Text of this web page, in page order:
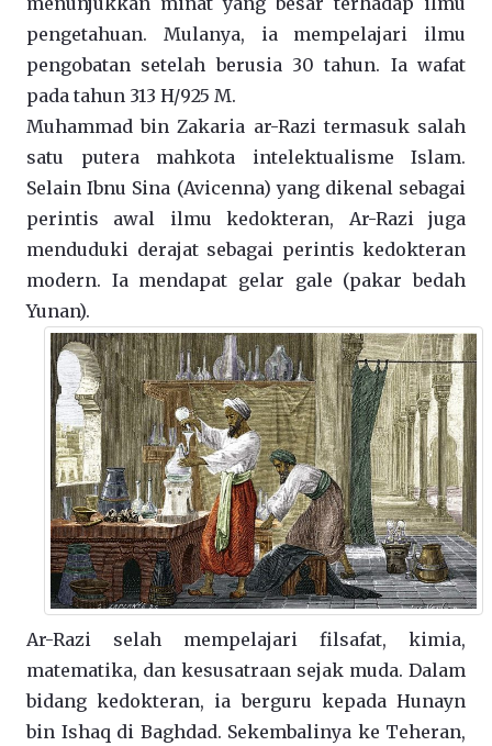
pengetahuan. Mulanya, ia mempelajari ilmu
pengobatan setelah berusia 30 tahun. Ia wafat
pada tahun 313 H/925 M.
Muhammad bin Zakaria ar-Razi termasuk salah
satu putera mahkota intelektualisme Islam.
Selain Ibnu Sina (Avicenna) yang dikenal sebagai
perintis awal ilmu kedokteran, Ar-Razi juga
menduduki derajat sebagai perintis kedokteran
modern. Ia mendapat gelar gale (pakar bedah
Yunan).
Ar-Razi selah mempelajari filsafat, kimia,
matematika, dan kesusatraan sejak muda. Dalam
bidang kedokteran, ia berguru kepada Hunayn
bin Ishaq di Baghdad. Sekembalinya ke Teheran,